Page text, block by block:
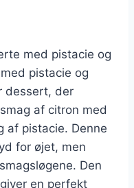
med pistacie og
pistacie og
dessert, der
af citron med
af pistacie. Denne
for øjet, men
Den
en perfekt